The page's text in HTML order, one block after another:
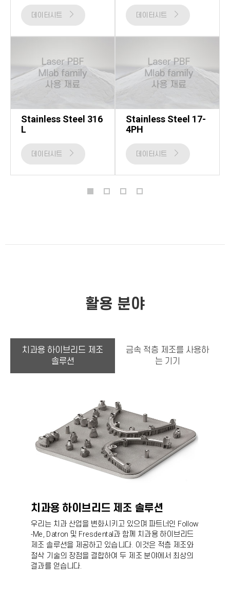
데이터시트 데이터시트
Stainless Steel 316
L
데이터시트
Stainless Steel 17-
4PH
데이터시트
활용 분야
치과용 하이브리드 제조
솔루션
금속 적층 제조를 사용하
는 기기
치과용 하이브리드 제조 솔루션
우리는 치과 산업을 변화시키고 있으며 파트너인 Follow
-Me, Datron 및 Fresdental 과 함께 치과용 하이브리드
제조 솔루션을 제공하고 있습니다. 이것은 적층 제조와
절삭 기술의 장점을 결합하여 두 제조 분야에서 최상의
결과를 얻습니다.